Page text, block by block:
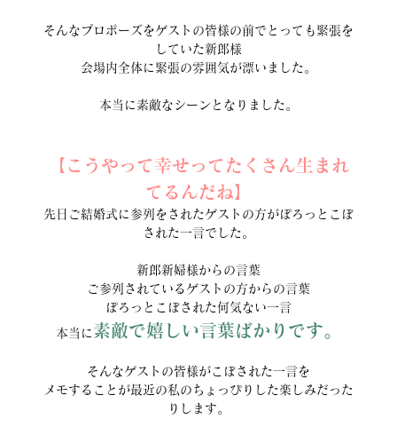
そんなプロポーズをゲストの皆様の前でとっても緊張を
していた新郎様
会場内全体に緊張の雰囲気が漂いました。
本当に素敵なシーンとなりました。
【こうやって幸せってたくさん生まれ
てるんだね】
先日ご結婚式に参列をされたゲストの方がぽろっとこぼ
された一言でした。
新郎新婦様からの言葉
ご参列されているゲストの方からの言葉
ぽろっとこぼされた何気ない一言
本当に 素敵で嬉しい言葉ばかりです。
そんなゲストの皆様がこぼされた一言を
メモすることが最近の私のちょっぴりした楽しみだった
りします。